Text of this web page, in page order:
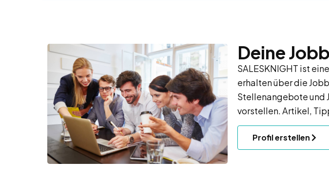
Deine
SALESKNIGHT ist
erhalten über die
Stellenangebote und
vorstellen. Artikel,
Profil erstellen